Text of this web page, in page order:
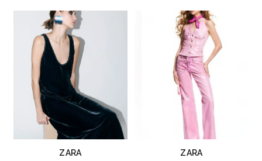
ZARA
ZARA